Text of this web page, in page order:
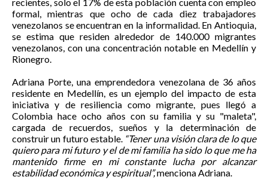
formal, mientras que ocho de cada diez trabajadores
venezolanos se encuentran en la informalidad. En Antioquia,
se estima que residen alrededor de 140.000 migrantes
venezolanos, con una concentración notable en Medellín y
Rionegro.
Adriana Porte, una emprendedora venezolana de 36 años
residente en Medellín, es un ejemplo del impacto de esta
iniciativa y de resiliencia como migrante, pues llegó a
Colombia hace ocho años con su familia y su "maleta",
cargada de recuerdos, sueños y la determinación de
construir un futuro estable. “Tener una visión clara de lo que
quiero para mi futuro y el de mi familia ha sido lo que me ha
mantenido firme en mi constante lucha por alcanzar
estabilidad económica y espiritual”,menciona Adriana.